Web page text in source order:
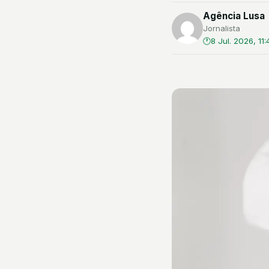
Agência Lusa
Jornalista
8 Jul. 2026,